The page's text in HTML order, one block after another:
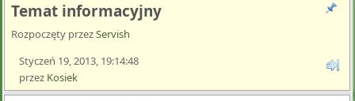
Temat informacyjny
Rozpoczęty przezServish
Styczeń 19, 2013, 19:14:48
przez Kosiek